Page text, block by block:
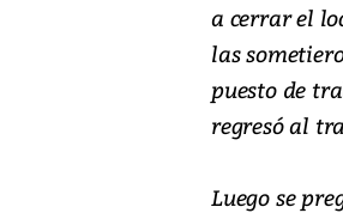
a cerrar el
las
puesto de
regresó al
Luego se